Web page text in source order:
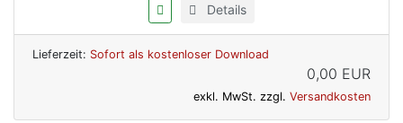
Details
Lieferzeit: Sofort als kostenloser Download
0,00 EUR
exkl. MwSt. zzgl. Versandkosten